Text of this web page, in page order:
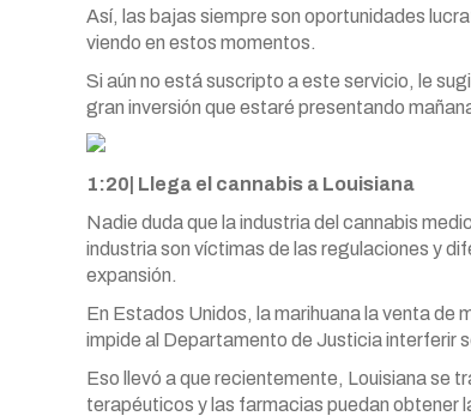
Así, las bajas siempre son oportunidades
viendo en estos momentos.
Si aún no está suscripto a este servicio, le
gran inversión que estaré presentando
1:20| Llega el cannabis a Louisiana
Nadie duda que la industria del cannabis
industria son víctimas de las regulaciones y
expansión.
En Estados Unidos, la marihuana la venta de
impide al Departamento de Justicia interferir
Eso llevó a que recientemente, Louisiana se
terapéuticos y las farmacias puedan obtener